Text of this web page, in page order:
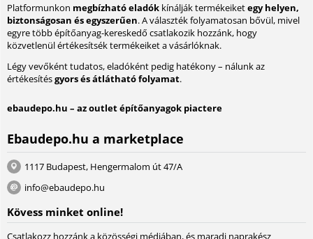
Platformunkon megbízható eladók kínálják termékeiketegy helyen,
biztonságosan és egyszerűen. A választék folyamatosan bővül, mivel
egyre több építőanyag-kereskedő csatlakozik hozzánk, hogy
közvetlenül értékesítsék termékeiket a vásárlóknak.
Légy vevőként tudatos, eladóként pedig hatékony – nálunk az
értékesítésgyors és átlátható folyamat.
ebaudepo.hu – az outlet építőanyagok piactere
Ebaudepo.hu a marketplace
1117 Budapest, Hengermalom út 47/A
info@ebaudepo.hu
Kövess minket online!
Csatlakozz hozzánk a közösségi médiában, és maradj naprakész